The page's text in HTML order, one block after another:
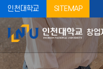
인천대학교 SITEMAP
창업